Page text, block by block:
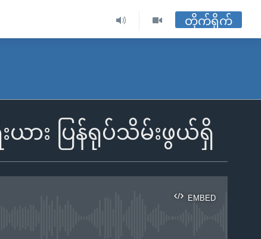
တိုက်ရိုက်
ား ပြန်ရုပ်သိမ်းဖွယ်ရှိ
EMBED